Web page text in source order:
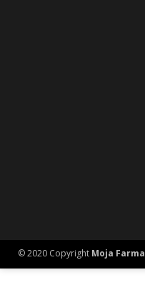
© 2020 Copyright Moja Farma